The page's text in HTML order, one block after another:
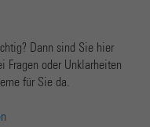
Dann sind Sie hier
Fragen oder Unklarheiten
für Sie da.